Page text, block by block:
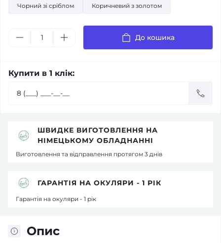
Чорний зі сріблом Коричневий з золотом
До кошика
Купити в 1 клік:
Опис
ШВИДКЕ ВИГОТОВЛЕННЯ НА
НІМЕЦЬКОМУ ОБЛАДНАННІ
Виготовлення та відправлення протягом 3 днів
ГАРАНТІЯ НА ОКУЛЯРИ - 1 РІК
Гарантія на окуляри - 1 рік